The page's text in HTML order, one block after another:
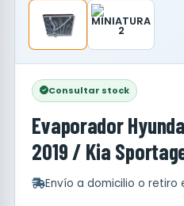
Consultar stock
Evaporador
2019 / Kia
Envío a domicilio o retiro